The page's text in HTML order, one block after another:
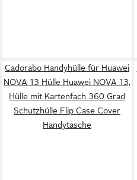
Cadorabo Handyhülle für Huawei
NOVA 13 Hülle Huawei NOVA 13,
Hülle mit Kartenfach 360 Grad
Schutzhülle Flip Case Cover
Handytasche